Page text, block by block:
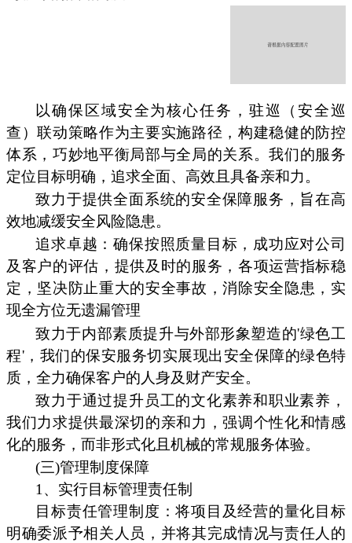
以确保区域安全为核心任务，驻巡（安全巡
查）联动策略作为主要实施路径，构建稳健的防控
体系，巧妙地平衡局部与全局的关系。我们的服务
定位目标明确，追求全面、高效且具备亲和力。
致力于提供全面系统的安全保障服务，旨在高
效地减缓安全风险隐患。
追求卓越：确保按照质量目标，成功应对公司
及客户的评估，提供及时的服务，各项运营指标稳
定，坚决防止重大的安全事故，消除安全隐患，实
现全方位无遗漏管理
致力于内部素质提升与外部形象塑造的'绿色工
程'，我们的保安服务切实展现出安全保障的绿色特
质，全力确保客户的人身及财产安全。
致力于通过提升员工的文化素养和职业素养，
我们力求提供最深切的亲和力，强调个性化和情感
化的服务，而非形式化且机械的常规服务体验。
(三)管理制度保障
1、实行目标管理责任制
目标责任管理制度：将项目及经营的量化目标
明确委派予相关人员，并将其完成情况与责任人的